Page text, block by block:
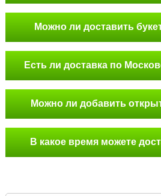
Можно ли доставить
Есть ли доставка по
Можно ли добавить
В какое время можете